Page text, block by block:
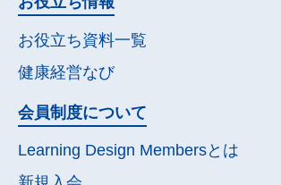
お役立ち資料一覧
健康経営なび
会員制度について
Learning Design Membersとは